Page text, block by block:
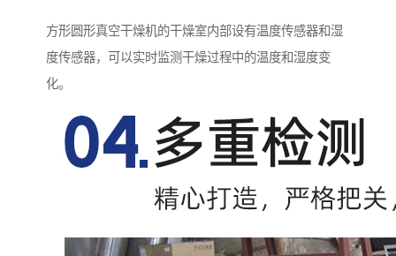
方形圆形真空干燥机的干燥室内部设有温度传感器和湿
度传感器，可以实时监测干燥过程中的温度和湿度变
化。